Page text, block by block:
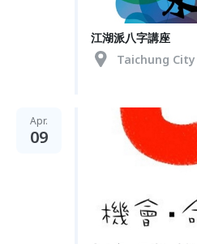
江湖派八字講座
Taichung City
Apr.
09